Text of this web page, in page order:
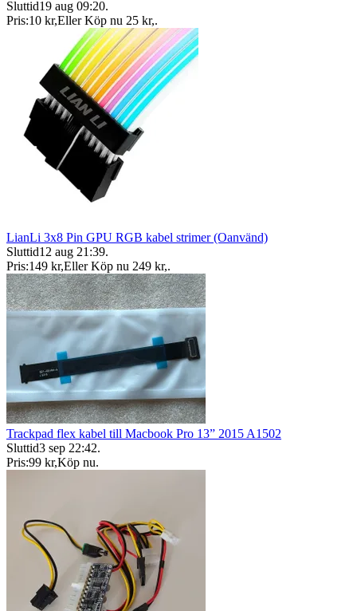
Sluttid19 aug 09:20.
Pris:10 kr,Eller Köp nu 25 kr,.
LianLi 3x8 Pin GPU RGB kabel strimer (Oanvänd)
Sluttid12 aug 21:39.
Pris:149 kr,Eller Köp nu 249 kr,.
Trackpad flex kabel till Macbook Pro 13” 2015 A1502
Sluttid3 sep 22:42.
Pris:99 kr,Köp nu.